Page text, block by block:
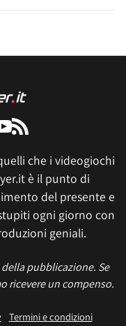
che i videogiochi
è il punto di
del presente e
ogni giorno con
geniali.
pubblicazione. Se
ricevere un compenso.
Termini e condizioni